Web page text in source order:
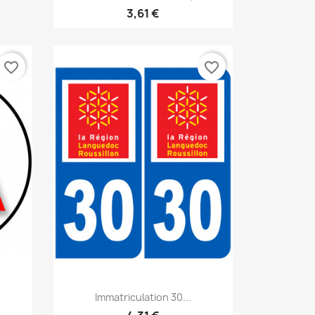
3,61 €
favorite_border
Aperçu rapide
Immatriculation 30...
favorite_border